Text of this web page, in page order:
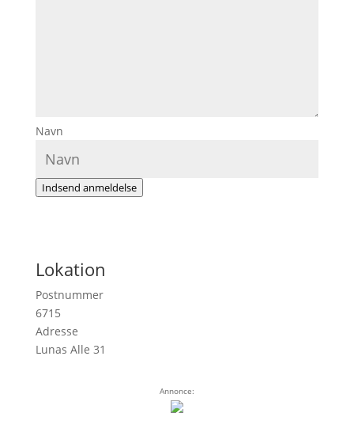
Navn
Indsend anmeldelse
Lokation
Postnummer
6715
Adresse
Lunas Alle 31
Annonce: